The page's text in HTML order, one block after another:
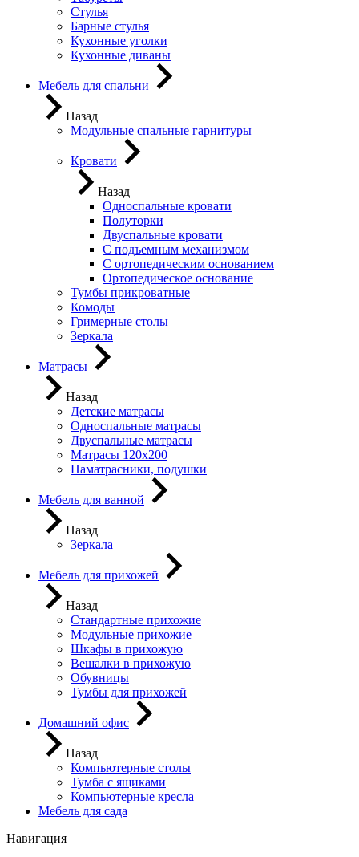
Стулья
Барные стулья
Кухонные уголки
Кухонные диваны
Мебель для спальни
Назад
Модульные спальные гарнитуры
Кровати
Назад
Односпальные кровати
Полуторки
Двуспальные кровати
С подъемным механизмом
С ортопедическим основанием
Ортопедическое основание
Тумбы прикроватные
Комоды
Гримерные столы
Зеркала
Матрасы
Назад
Детские матрасы
Односпальные матрасы
Двуспальные матрасы
Матрасы 120х200
Наматрасники, подушки
Мебель для ванной
Назад
Зеркала
Мебель для прихожей
Назад
Стандартные прихожие
Модульные прихожие
Шкафы в прихожую
Вешалки в прихожую
Обувницы
Тумбы для прихожей
Домашний офис
Назад
Компьютерные столы
Тумба с ящиками
Компьютерные кресла
Мебель для сада
Навигация